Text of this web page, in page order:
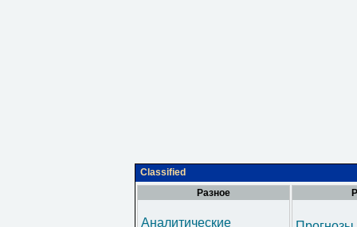
Classified
Разное
Аналитические